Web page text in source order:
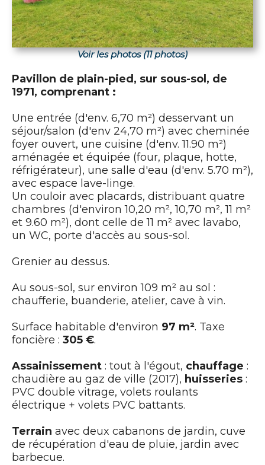
Voir les photos (11 photos)
Pavillon de plain-pied, sur sous-sol, de
1971, comprenant :
Une entrée (d'env. 6,70 m²) desservant un
séjour/salon (d'env 24,70 m²) avec cheminée
foyer ouvert, une cuisine (d'env. 11.90 m²)
aménagée et équipée (four, plaque, hotte,
réfrigérateur), une salle d'eau (d'env. 5.70 m²),
avec espace lave-linge.
Un couloir avec placards, distribuant quatre
chambres (d'environ 10,20 m², 10,70 m², 11 m²
et 9.60 m²), dont celle de 11 m² avec lavabo,
un WC, porte d'accès au sous-sol.
Grenier au dessus.
Au sous-sol, sur environ 109 m² au sol :
chaufferie, buanderie, atelier, cave à vin.
Surface habitable d'environ 97 m². Taxe
foncière : 305 €.
Assainissement : tout à l'égout, chauffage :
chaudière au gaz de ville (2017), huisseries :
PVC double vitrage, volets roulants
électrique + volets PVC battants.
Terrain avec deux cabanons de jardin, cuve
de récupération d'eau de pluie, jardin avec
barbecue.